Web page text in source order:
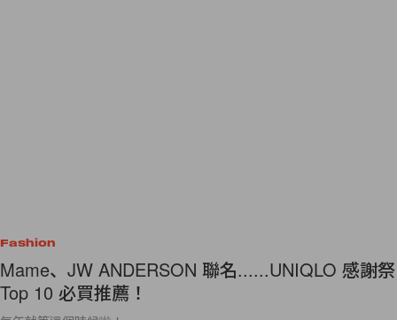
Fashion
Mame、JW ANDERSON 聯名......UNIQLO 感謝祭
Top 10 必買推薦！